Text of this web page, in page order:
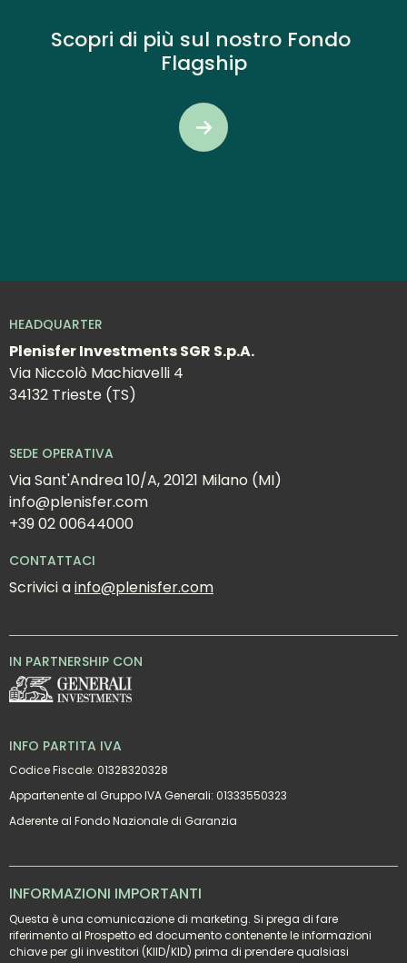
Scopri di più sul nostro Fondo
Flagship
SEE
HEADQUARTER
Plenisfer Investments SGR S.p.A.
Via Niccolò Machiavelli 4
34132 Trieste (TS)
SEDE OPERATIVA
Via Sant'Andrea 10/A, 20121 Milano (MI)
info@plenisfer.com
+39 02 00644000
CONTATTACI
Scrivici a info@plenisfer.com
IN PARTNERSHIP CON
INFO PARTITA IVA
Codice Fiscale: 01328320328
Appartenente al Gruppo IVA Generali: 01333550323
Aderente al Fondo Nazionale di Garanzia
INFORMAZIONI IMPORTANTI
Questa è una comunicazione di marketing. Si prega di fare
riferimento al Prospetto ed documento contenente le informazioni
chiave per gli investitori (KIID/KID) prima di prendere qualsiasi